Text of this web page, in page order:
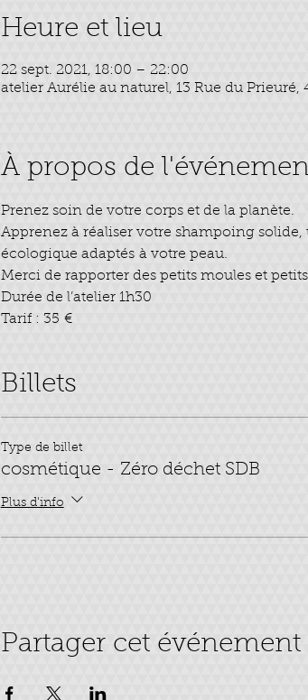
Heure et lieu
22 sept. 2021, 18:00 – 22:00
atelier Aurélie au naturel, 13 Rue du Prieuré,
À propos de
Prenez soin de votre corps et de la planète.
Apprenez à réaliser votre shampoing
écologique adaptés à votre peau.
Merci de rapporter des petits moules et
Durée de l’atelier 1h30
Tarif : 35 €
Billets
Type de billet
cosmétique - Zéro déchet SDB
Plus d'info
Partager cet événement